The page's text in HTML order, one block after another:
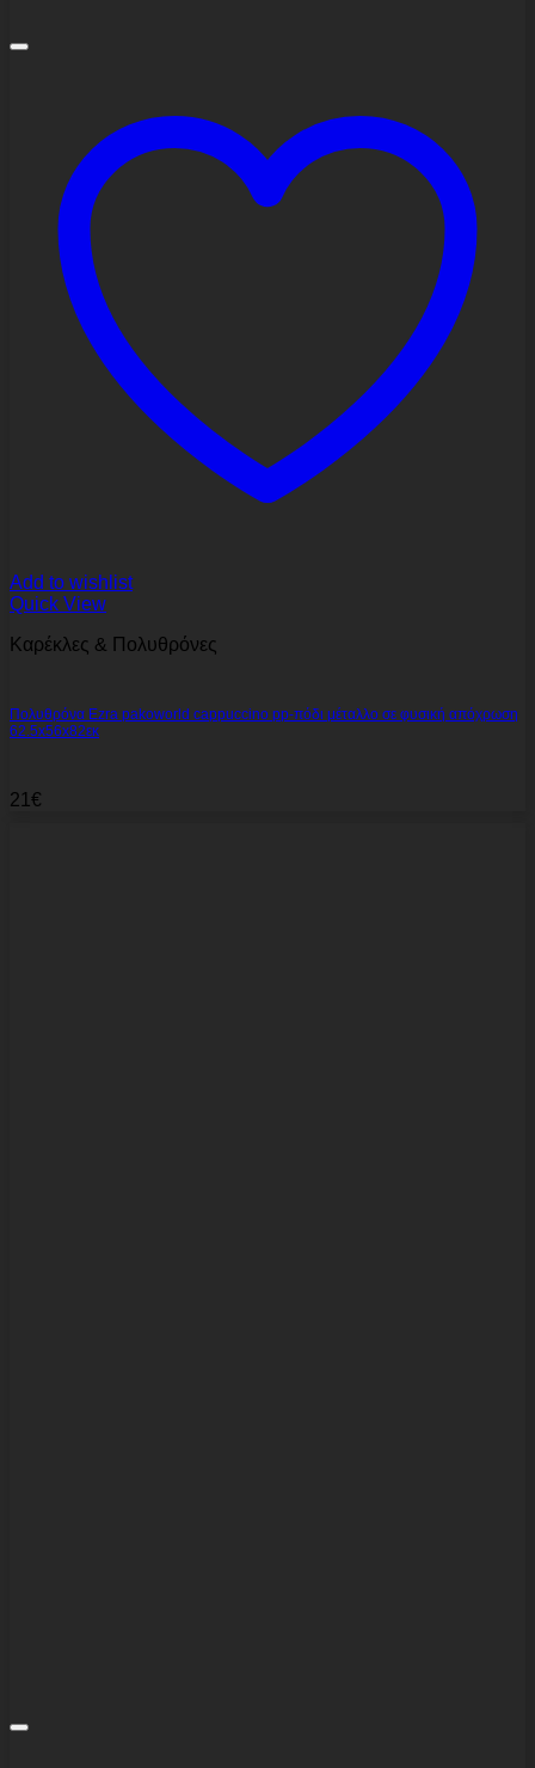
Add to wishlist
Quick View
Καρέκλες & Πολυθρόνες
Πολυθρόνα Ezra pakoworld cappuccino pp-πόδι μέταλλο σε φυσική απόχρωση
62.5x56x82εκ
21 €